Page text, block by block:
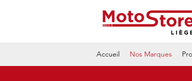
Accueil Nos Marques